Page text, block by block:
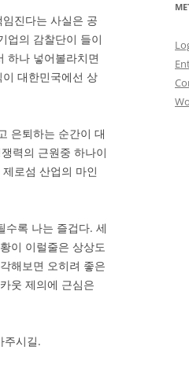
진다는 사실은 공
업의 감찰단이 들이
하나 넣어볼라치면
대한민국에선 상
은퇴하는 순간이 대
력의 근원중 하나이
로섬 산업의 마인
수록 나는 즐겁다. 세
이 이럴줄은 상상도
해보면 오히려 좋은
웃 제의에 근심은
주시길.